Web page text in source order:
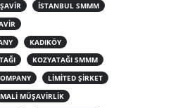
ISTANBUL SMMM
KADIKÖY
KOZYATAĞI SMMM
LIMITED ŞIRKET
MALI MÜŞAVIRLIK